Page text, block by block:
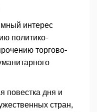
интерес
политико-
торгово-
повестка дня и
стран,